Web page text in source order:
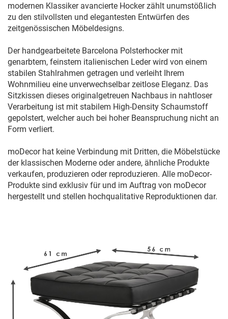
modernen Klassiker avancierte Hocker zählt unumstößlich
zu den stilvollsten und elegantesten Entwürfen des
zeitgenössischen Möbeldesigns.
Der handgearbeitete Barcelona Polsterhocker mit
genarbtem, feinstem italienischen Leder wird von einem
stabilen Stahlrahmen getragen und verleiht Ihrem
Wohnmilieu eine unverwechselbar zeitlose Eleganz. Das
Sitzkissen dieses originalgetreuen Nachbaus in nahtloser
Verarbeitung ist mit stabilem High-Density Schaumstoff
gepolstert, welcher auch bei hoher Beanspruchung nicht an
Form verliert.
moDecor hat keine Verbindung mit Dritten, die Möbelstücke
der klassischen Moderne oder andere, ähnliche Produkte
verkaufen, produzieren oder reproduzieren. Alle moDecor-
Produkte sind exklusiv für und im Auftrag von moDecor
hergestellt und stellen hochqualitative Reproduktionen dar.